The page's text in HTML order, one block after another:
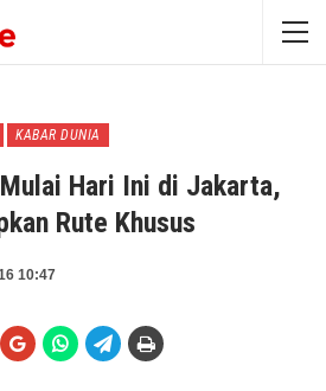
KABAR DUNIA
Hari Ini di Jakarta,
Rute Khusus
10:47